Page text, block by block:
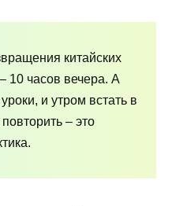
китайских
10 часов вечера. А
и утром встать в
– это